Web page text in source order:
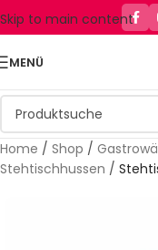
Skip to main content
MENÜ
Home / Shop /
Stehtischhussen /